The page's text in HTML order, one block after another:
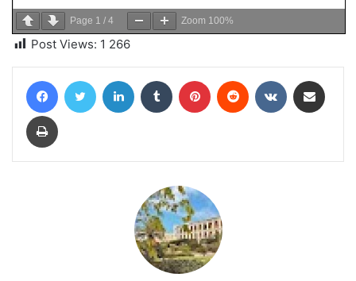
Page 1 / 4 Zoom 100%
Post Views: 1 266
FacebookTwitter Linkedin Tumblr Pinterest Reddit VKontakte
Imprimer